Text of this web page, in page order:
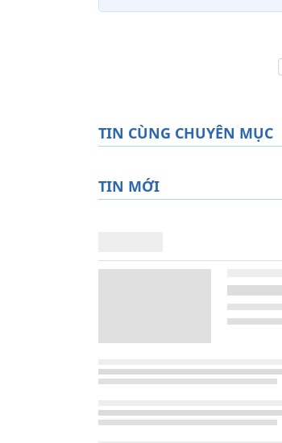
TIN CÙNG CHUYÊN MỤC
TIN MỚI